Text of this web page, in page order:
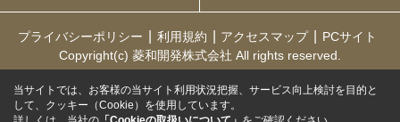
プライバシーポリシー 利用規約 アクセスマップ
PCサイト
Copyright(c) 菱和開発株式会社 All rights reserved.
当サイトでは、お客様の当サイト利用状況把握、サービス向上検討を目的と
して、クッキー（Cookie）を使用しています。